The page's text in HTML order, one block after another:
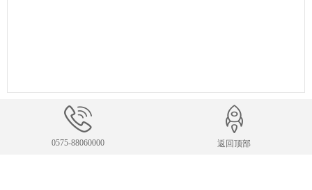
0575-88060000 返回顶部